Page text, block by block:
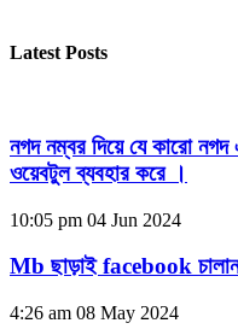
Latest Posts
নগদ নম্বর দিয়ে যে কারো
ওয়েবটুল ব্যবহার করে ।
10:05 pm 04 Jun 2024
Mb ছাড়াই facebook
4:26 am 08 May 2024